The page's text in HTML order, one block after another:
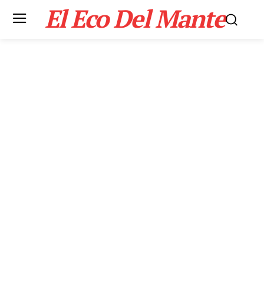
El Eco Del Mante